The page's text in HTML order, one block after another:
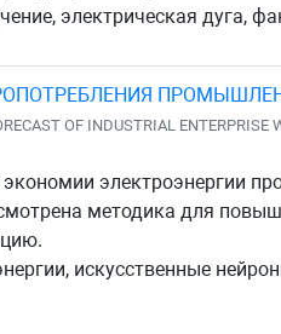
электрическая дуга,
OF INDUSTRIAL ENTERPRISE
электроэнергии
методика для
искусственные